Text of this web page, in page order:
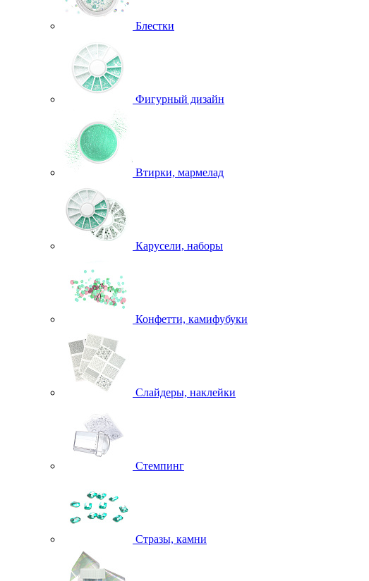
Блестки
Фигурный дизайн
Втирки, мармелад
Карусели, наборы
Конфетти, камифубуки
Слайдеры, наклейки
Стемпинг
Стразы, камни